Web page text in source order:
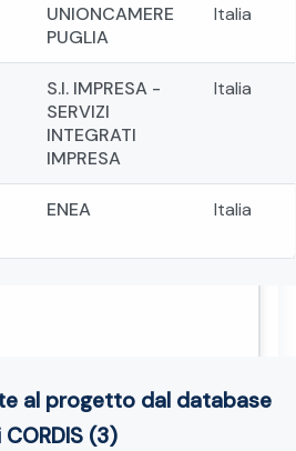
UNIONCAMERE
PUGLIA
Italia
S.I. IMPRESA -
SERVIZI
INTEGRATI
IMPRESA
Italia
ENEA Italia
al progetto dal database
CORDIS (3)